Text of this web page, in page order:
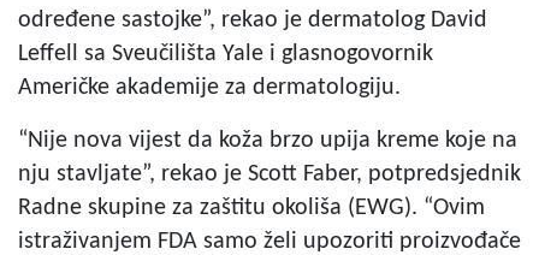
određene sastojke”, rekao je dermatolog David
Leffell sa Sveučilišta Yale i glasnogovornik
Američke akademije za dermatologiju.
“Nije nova vijest da koža brzo upija kreme koje na
nju stavljate”, rekao je Scott Faber, potpredsjednik
Radne skupine za zaštitu okoliša (EWG). “Ovim
istraživanjem FDA samo želi upozoriti proizvođače